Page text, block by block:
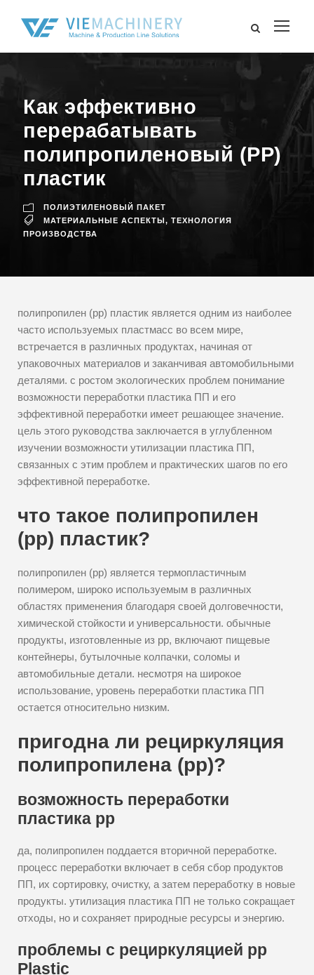
Как эффективно
перерабатывать
полипропиленовый (PP)
пластик
ПОЛИЭТИЛЕНОВЫЙ ПАКЕТ
МАТЕРИАЛЬНЫЕ АСПЕКТЫ , ТЕХНОЛОГИЯ
ПРОИЗВОДСТВА
полипропилен (pp) пластик является одним из наиболее
часто используемых пластмасс во всем мире,
встречается в различных продуктах, начиная от
упаковочных материалов и заканчивая автомобильными
деталями. с ростом экологических проблем понимание
возможности переработки пластика ПП и его
эффективной переработки имеет решающее значение.
цель этого руководства заключается в углубленном
изучении возможности утилизации пластика ПП,
связанных с этим проблем и практических шагов по его
эффективной переработке.
что такое полипропилен
(pp) пластик?
полипропилен (pp) является термопластичным
полимером, широко используемым в различных
областях применения благодаря своей долговечности,
химической стойкости и универсальности. обычные
продукты, изготовленные из pp, включают пищевые
контейнеры, бутылочные колпачки, соломы и
автомобильные детали. несмотря на широкое
использование, уровень переработки пластика ПП
остается относительно низким.
пригодна ли рециркуляция
полипропилена (pp)?
возможность переработки
пластика pp
да, полипропилен поддается вторичной переработке.
процесс переработки включает в себя сбор продуктов
ПП, их сортировку, очистку, а затем переработку в новые
продукты. утилизация пластика ПП не только сокращает
отходы, но и сохраняет природные ресурсы и энергию.
проблемы с рециркуляцией pp
Plastic